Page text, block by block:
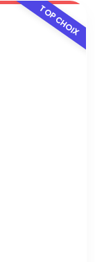
TOP CHOIX